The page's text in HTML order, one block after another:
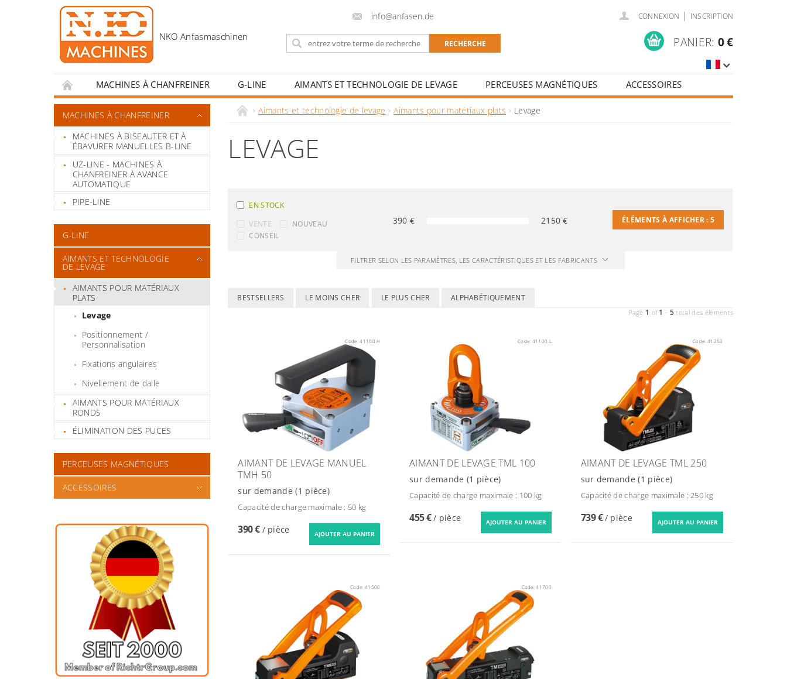
info@anfasen.de CONNEXION | INSCRIPTION
PANIER: 0 €
MACHINES À CHANFREINER G-LINE AIMANTS ET TECHNOLOGIE DE LEVAGE PERCEUSES MAGNÉTIQUES
ACCESSOIRES
CONTACT
MESURES INCITATIVES POUR LES ÉCOLES DE SOUDAGE ET LES CENTRES DE FORMATION
MACHINES À CHANFREINER
MACHINES À BISEAUTER ET À
ÉBAVURER MANUELLES B-LINE
UZ-LINE - MACHINES À
CHANFREINER À AVANCE
AUTOMATIQUE
PIPE-LINE
G-LINE
AIMANTS ET TECHNOLOGIE
DE LEVAGE
AIMANTS POUR MATÉRIAUX
PLATS
Levage
Positionnement /
Personnalisation
Fixations angulaires
Nivellement de dalle
AIMANTS POUR MATÉRIAUX
RONDS
ÉLIMINATION DES PUCES
PERCEUSES MAGNÉTIQUES
ACCESSOIRES
Aimants et technologie de levage Aimants pour matériaux plats Levage
LEVAGE
EN STOCK
VENTE
NOUVEAU
CONSEIL
390 € 2150 € ÉLÉMENTS À AFFICHER :5
FILTRER SELON LES PARAMÈTRES, LES CARACTÉRISTIQUES ET LES FABRICANTS
BESTSELLERS LE MOINS CHER LE PLUS CHER ALPHABÉTIQUEMENT
Page 1 of 1 - 5 total des éléments
Code:41100.H
AIMANT DE LEVAGE MANUEL
TMH 50
sur demande(1 pièce)
Capacité de charge maximale : 50 kg
390 € / pièce
Code: 41100.L
AIMANT DE LEVAGE TML 100
sur demande (1 pièce)
Capacité de charge maximale : 100 kg
455 €/ pièce
Code:41250
AIMANT DE LEVAGE TML 250
sur demande(1 pièce)
Capacité de charge maximale : 250 kg
739 €/ pièce
Code: 41500 Code:41700